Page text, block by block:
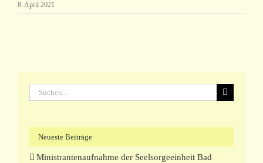
8. April 2021
Suche
nach:
Neueste Beiträge
Ministrantenaufnahme der Seelsorgeeinheit Bad